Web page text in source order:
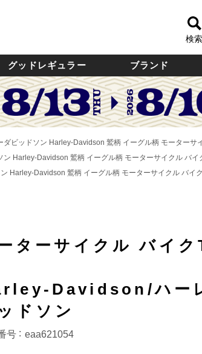
検索
グッドレギュラー ブランド
ダビッドソン Harley-Davidson 鷲柄 イーグル柄 モーター
ン Harley-Davidson 鷲柄 イーグル柄 モーターサイクル バイ
Harley-Davidson 鷲柄 イーグル柄 モーターサイクル バイ
ターサイクル バイク
Davidson/ハー
ドソン
号 eaa621054